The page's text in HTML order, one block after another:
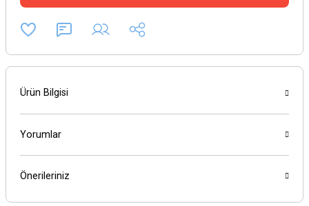
Ürün Bilgisi
Yorumlar
Önerileriniz